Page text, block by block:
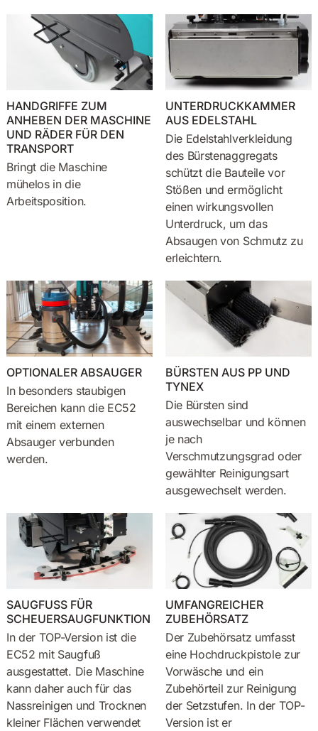
HANDGRIFFE ZUM
ANHEBEN DER MASCHINE
UND RÄDER FÜR DEN
TRANSPORT
Bringt die Maschine
mühelos in die
Arbeitsposition.
UNTERDRUCKKAMMER
AUS EDELSTAHL
Die Edelstahlverkleidung
des Bürstenaggregats
schützt die Bauteile vor
Stößen und ermöglicht
einen wirkungsvollen
Unterdruck, um das
Absaugen von Schmutz zu
erleichtern.
OPTIONALER ABSAUGER
In besonders staubigen
Bereichen kann die EC52
mit einem externen
Absauger verbunden
werden.
BÜRSTEN AUS PP UND
TYNEX
Die Bürsten sind
auswechselbar und können
je nach
Verschmutzungsgrad oder
gewählter Reinigungsart
ausgewechselt werden.
SAUGFUSS FÜR
SCHEUERSAUGFUNKTION
In der TOP-Version ist die
EC52 mit Saugfuß
ausgestattet. Die Maschine
kann daher auch für das
Nassreinigen und Trocknen
kleiner Flächen verwendet
UMFANGREICHER
ZUBEHÖRSATZ
Der Zubehörsatz umfasst
eine Hochdruckpistole zur
Vorwäsche und ein
Zubehörteil zur Reinigung
der Setzstufen. In der TOP-
Version ist er